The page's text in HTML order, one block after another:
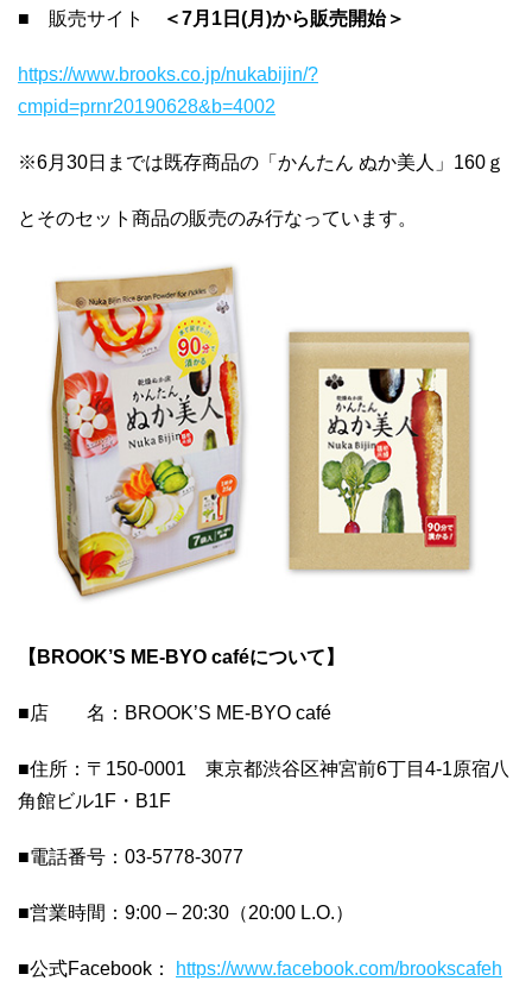
■ 販売サイト ＜7月 1 日 (月 )から販売開始＞
https://www.brooks.co.jp/nukabijin/?
cmpid=prnr20190628&b=4002
※6月30日までは既存商品の「かんたん ぬか美人」160ｇ
とそのセット商品の販売のみ行なっています。
【 BROOK’S ME-BYO caféについて】
■店 名：BROOK’S ME-BYO café
■住所：〒150-0001 東京都渋谷区神宮前6丁目4-1原宿八
角館ビル1F・B1F
■電話番号：03-5778-3077
■営業時間：9:00 – 20:30（20:00 L.O.）
■公式Facebook： https://www.facebook.com/brookscafeh